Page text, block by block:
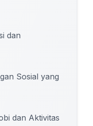
dan
Sosial yang
dan Aktivitas